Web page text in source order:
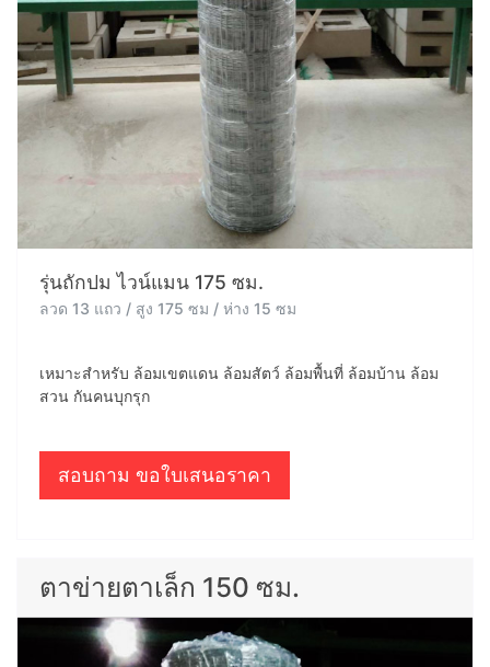
รุ่นถักปม ไวน์แมน 175 ซม.
ลวด 13 แถว / สูง 175 ซม / ห่าง 15 ซม
เหมาะสำหรับ ล้อมเขตแดน ล้อมสัตว์ ล้อมพื้นที่ ล้อมบ้าน ล้อม
สวน กันคนบุกรุก
สอบถาม ขอใบเสนอราคา
ตาข่ายตาเล็ก 150 ซม.